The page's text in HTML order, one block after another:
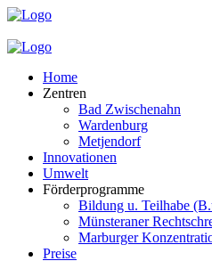
Home
Zentren
Bad Zwischenahn
Wardenburg
Metjendorf
Innovationen
Umwelt
Förderprogramme
Bildung u. Teilhabe
Münsteraner
Marburger
Preise